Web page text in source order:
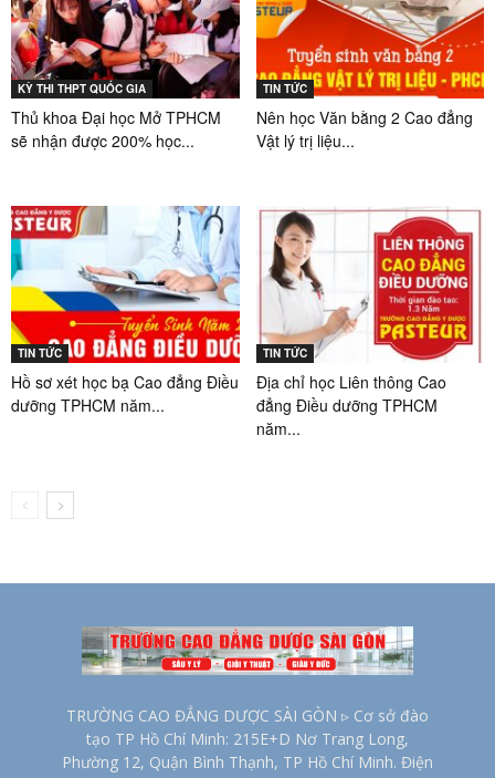
KỲ THI THPT QUỐC GIA
Thủ khoa Đại học Mở TPHCM
sẽ nhận được 200% học...
TIN TỨC
Nên học Văn bằng 2 Cao đẳng
Vật lý trị liệu...
TIN TỨC
Hồ sơ xét học bạ Cao đẳng Điều
dưỡng TPHCM năm...
TIN TỨC
Địa chỉ học Liên thông Cao
đẳng Điều dưỡng TPHCM
năm...
TRƯỜNG CAO ĐẲNG DƯỢC SÀI GÒN ▹ Cơ sở đào
tạo TP Hồ Chí Minh: 215E+D Nơ Trang Long,
Phường 12, Quận Bình Thạnh, TP Hồ Chí Minh. Điện